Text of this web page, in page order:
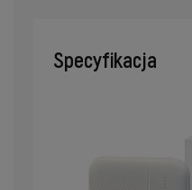
Specyfikacja